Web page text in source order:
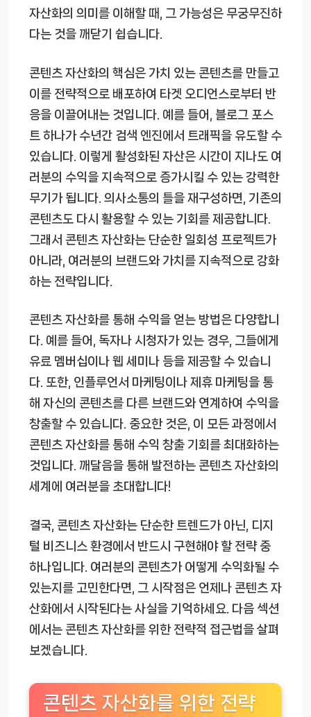
자산화의 의미를 이해할 때, 그 가능성은 무궁무진하
다는 것을 깨닫기 쉽습니다.
콘텐츠 자산화의 핵심은 가치 있는 콘텐츠를 만들고
이를 전략적으로 배포하여 타겟 오디언스로부터 반
응을 이끌어내는 것입니다. 예를 들어, 블로그 포스
트 하나가 수년간 검색 엔진에서 트래픽을 유도할 수
있습니다. 이렇게 활성화된 자산은 시간이 지나도 여
러분의 수익을 지속적으로 증가시킬 수 있는 강력한
무기가 됩니다. 의사소통의 틀을 재구성하면, 기존의
콘텐츠도 다시 활용할 수 있는 기회를 제공합니다.
그래서 콘텐츠 자산화는 단순한 일회성 프로젝트가
아니라, 여러분의 브랜드와 가치를 지속적으로 강화
하는 전략입니다.
콘텐츠 자산화를 통해 수익을 얻는 방법은 다양합니
다. 예를 들어, 독자나 시청자가 있는 경우, 그들에게
유료 멤버십이나 웹 세미나 등을 제공할 수 있습니
다. 또한, 인플루언서 마케팅이나 제휴 마케팅을 통
해 자신의 콘텐츠를 다른 브랜드와 연계하여 수익을
창출할 수 있습니다. 중요한 것은, 이 모든 과정에서
콘텐츠 자산화를 통해 수익 창출 기회를 최대화하는
것입니다. 깨달음을 통해 발전하는 콘텐츠 자산화의
세계에 여러분을 초대합니다!
결국, 콘텐츠 자산화는 단순한 트렌드가 아닌, 디지
털 비즈니스 환경에서 반드시 구현해야 할 전략 중
하나입니다. 여러분의 콘텐츠가 어떻게 수익화될 수
있는지를 고민한다면, 그 시작점은 언제나 콘텐츠 자
산화에서 시작된다는 사실을 기억하세요. 다음 섹션
에서는 콘텐츠 자산화를 위한 전략적 접근법을 살펴
보겠습니다.
콘텐츠 자산화를 위한 전략